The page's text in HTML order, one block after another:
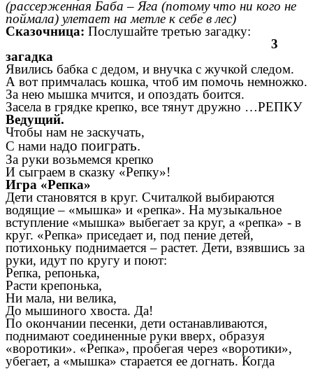
(рассерженная Баба – Яга (потому что ни кого не
поймала) улетает на метле к себе в лес)
Сказочница: Послушайте третью загадку:
3
загадка
Явились бабка с дедом, и внучка с жучкой следом.
А вот примчалась кошка, чтоб им помочь немножко.
За нею мышка мчится, и опоздать боится.
Засела в грядке крепко, все тянут дружно …РЕПКУ
Ведущий.
Чтобы нам не заскучать,
С нами надо поиграть.
За руки возьмемся крепко
И сыграем в сказку «Репку»!
Игра «Репка»
Дети становятся в круг. Считалкой выбираются
водящие – «мышка» и «репка». На музыкальное
вступление «мышка» выбегает за круг, а «репка» - в
круг. «Репка» приседает и, под пение детей,
потихоньку поднимается – растет. Дети, взявшись за
руки, идут по кругу и поют:
Репка, репонька,
Расти крепонька,
Ни мала, ни велика,
До мышиного хвоста. Да!
По окончании песенки, дети останавливаются,
поднимают соединенные руки вверх, образуя
«воротики». «Репка», пробегая через «воротики»,
убегает, а «мышка» старается ее догнать. Когда